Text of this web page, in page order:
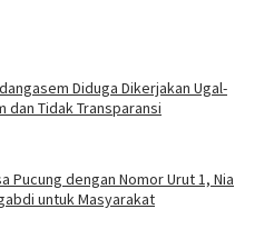
Diduga Dikerjakan Ugal-
dan Tidak Transparansi
Pucung dengan Nomor Urut 1, Nia
untuk Masyarakat